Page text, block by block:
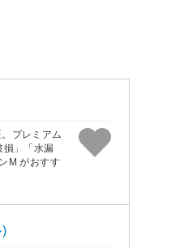
プレミアム
」「水漏
M がおすす
)